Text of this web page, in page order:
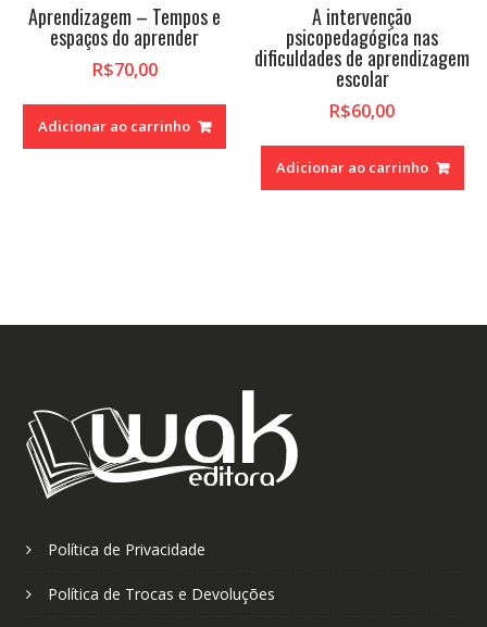
Aprendizagem – Tempos e
espaços do aprender
R$70,00
Adicionar ao carrinho
A intervenção
psicopedagógica nas
dificuldades de aprendizagem
escolar
R$60,00
Adicionar ao carrinho
Política de Privacidade
Política de Trocas e Devoluções